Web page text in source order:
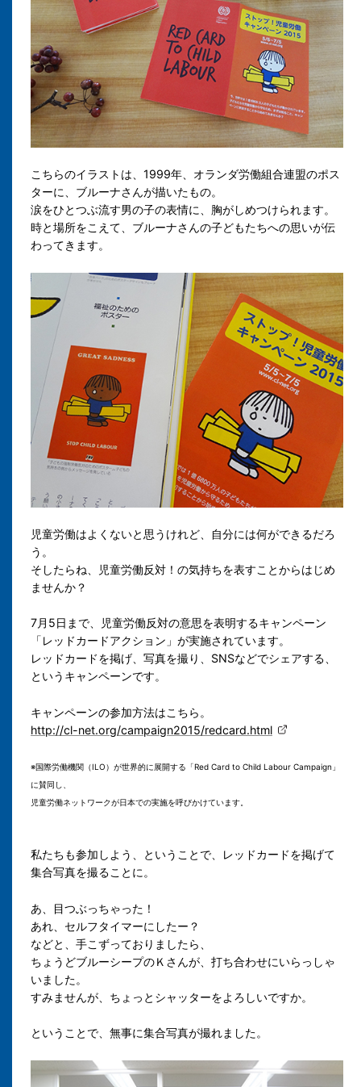
こちらのイラストは、1999年、オランダ労働組合連盟のポス
ターに、ブルーナさんが描いたもの。
涙をひとつぶ流す男の子の表情に、胸がしめつけられます。
時と場所をこえて、ブルーナさんの子どもたちへの思いが伝
わってきます。
児童労働はよくないと思うけれど、自分には何ができるだろ
う。
そしたらね、児童労働反対！の気持ちを表すことからはじめ
ませんか？
7月5日まで、
児童労働反対の意思を表明するキャンペーン
「レッドカードアクション」が実施されています。
レッドカードを掲げ、写真を撮り、SNSなどでシェアする、
というキャンペーンです。
キャンペーンの参加方法はこちら。
http://cl-net.org/campaign2015/redcard.html
※国際労働機関（ILO）が世界的に展開する「Red Card to Child Labour Campaign」
に賛同し、
児童労働ネットワークが日本での実施を呼びかけています。
私たちも参加しよう、ということで、レッドカードを掲げて
集合写真を撮ることに。
あ、目つぶっちゃった！
あれ、セルフタイマーにしたー？
などと、手こずっておりましたら、
ちょうどブルーシープのＫさんが、 打ち合わせにいらっしゃ
いました。
すみませんが、ちょっとシャッターをよろしいですか。
ということで、無事に集合写真が撮れました。